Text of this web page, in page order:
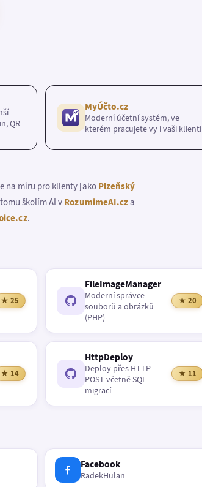
QR
MyÚčto.cz
Moderní účetní systém, ve
kterém pracujete vy i vaši klienti
na míru pro klienty jakoPlzeňský
školím AI vRozumimeAI.cza
.
★ 25
FileImageManager
Moderní správce
souborů a obrázků
(PHP)
★ 20
★ 14
HttpDeploy
Deploy přes HTTP
POST včetně SQL
migrací
★ 11
Facebook
RadekHulan